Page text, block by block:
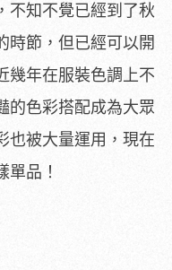
不知不覺已經到了秋
時節，但已經可以開
幾年在服裝色調上不
的色彩搭配成為大眾
也被大量運用，現在
單品！